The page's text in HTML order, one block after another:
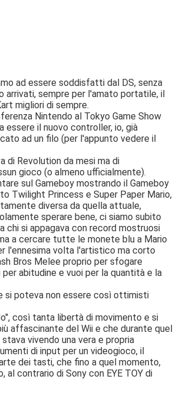
ad essere soddisfatti dal DS, senza
arrivati, sempre per l'amato portatile, il
migliori di sempre.
Nintendo al Tokyo Game Show
essere il nuovo controller, io, già
ad un filo (per l'appunto vedere il
di Revolution da mesi ma di
gioco (o almeno ufficialmente).
sul Gameboy mostrando il Gameboy
Twilight Princess e Super Paper Mario,
diversa da quella attuale,
sperare bene, ci siamo subito
chi si appagava con record mostruosi
a cercare tutte le monete blu a Mario
l'ennesima volta l'artistico ma corto
Bros Melee proprio per sfogare
abitudine e vuoi per la quantità e la
si poteva non essere così ottimisti
così tanta libertà di movimento e si
affascinante del Wii e che durante quel
vivendo una vera e propria
di input per un videogioco, il
dei tasti, che fino a quel momento,
contrario di Sony con EYE TOY di